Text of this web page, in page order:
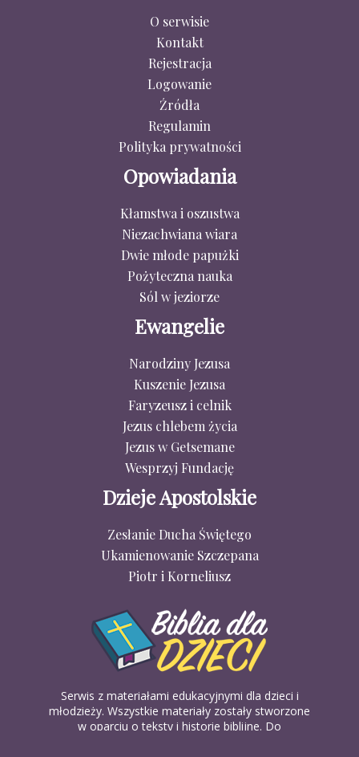
O serwisie
Kontakt
Rejestracja
Logowanie
Źródła
Regulamin
Polityka prywatności
Opowiadania
Kłamstwa i oszustwa
Niezachwiana wiara
Dwie młode papużki
Pożyteczna nauka
Sól w jeziorze
Ewangelie
Narodziny Jezusa
Kuszenie Jezusa
Faryzeusz i celnik
Jezus chlebem życia
Jezus w Getsemane
Wesprzyj Fundację
Dzieje Apostolskie
Zesłanie Ducha Świętego
Ukamienowanie Szczepana
Piotr i Korneliusz
Serwis z materiałami edukacyjnymi dla dzieci i
młodzieży. Wszystkie materiały zostały stworzone
w oparciu o teksty i historie biblijne. Do